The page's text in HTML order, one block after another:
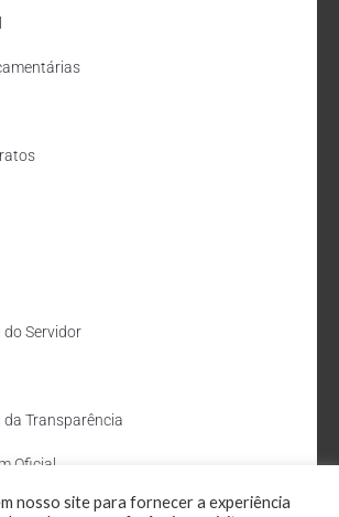
do Servidor
Transparência
Oficial
Água e Esgoto
nosso site para fornecer a experiência